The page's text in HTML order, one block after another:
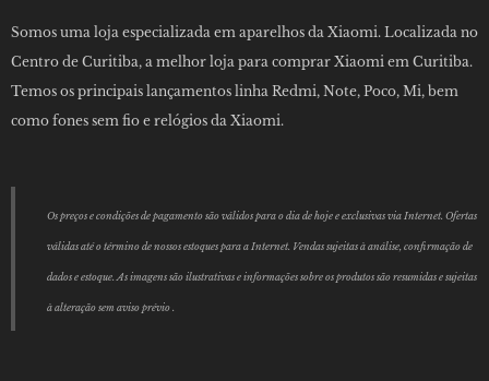
Somos uma loja especializada em aparelhos da Xiaomi. Localizada no
Centro de Curitiba, a melhor loja para comprar Xiaomi em Curitiba.
Temos os principais lançamentos linha Redmi, Note, Poco, Mi, bem
como fones sem fio e relógios da Xiaomi.
Os preços e condições de pagamento são válidos para o dia de hoje e exclusivas via Internet. Ofertas
válidas até o término de nossos estoques para a Internet. Vendas sujeitas à análise, confirmação de
dados e estoque. As imagens são ilustrativas e informações sobre os produtos são resumidas e sujeitas
à alteração sem aviso prévio .